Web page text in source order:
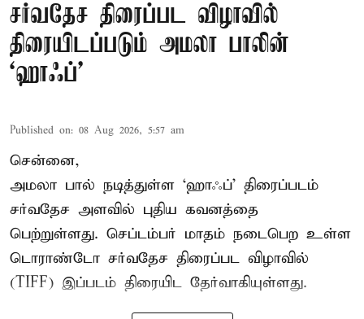
சர்வதேச திரைப்பட விழாவில்
திரையிடப்படும் அமலா பாலின்
‘ஹாஃப்’
Published on: 08 Aug 2026, 5:57 am
சென்னை,
அமலா பால் நடித்துள்ள ‘ஹாஃப்’ திரைப்படம்
சர்வதேச அளவில் புதிய கவனத்தை
பெற்றுள்ளது. செப்டம்பர் மாதம் நடைபெற உள்ள
டொராண்டோ சர்வதேச திரைப்பட விழாவில்
(TIFF) இப்படம் திரையிட தேர்வாகியுள்ளது.